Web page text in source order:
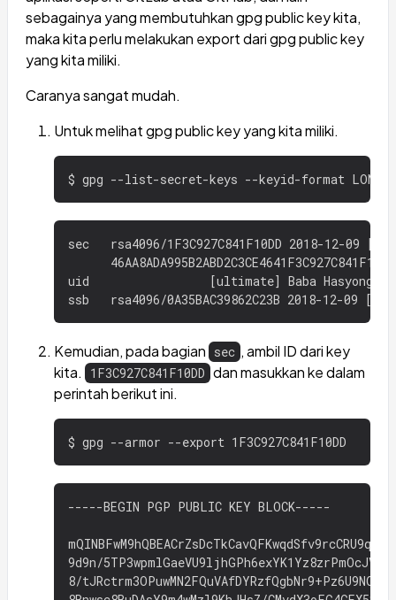
sebagainya yang membutuhkan gpg public key kita,
maka kita perlu melakukan export dari gpg public key
yang kita miliki.
Caranya sangat mudah.
Untuk melihat gpg public key yang kita miliki.
sec   rsa4096/1F3C927C841F10DD 2018-12-09 [SC]
      46AA8ADA995B2ABD2C3CE4641F3C927C841F10DD
uid                 [ultimate] Baba Hasyong
Kemudian, pada bagian sec , ambil ID dari key
kita.
1F3C927C841F10DD dan masukkan ke dalam
perintah berikut ini.
-----BEGIN PGP PUBLIC KEY BLOCK-----
9d9n/
8/